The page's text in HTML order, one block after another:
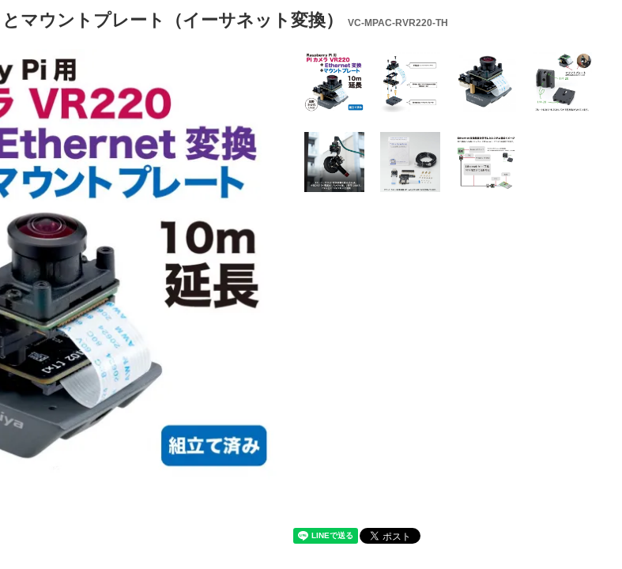
マウントプレート（イーサネット変換） VC-MPAC-RVR220-TH